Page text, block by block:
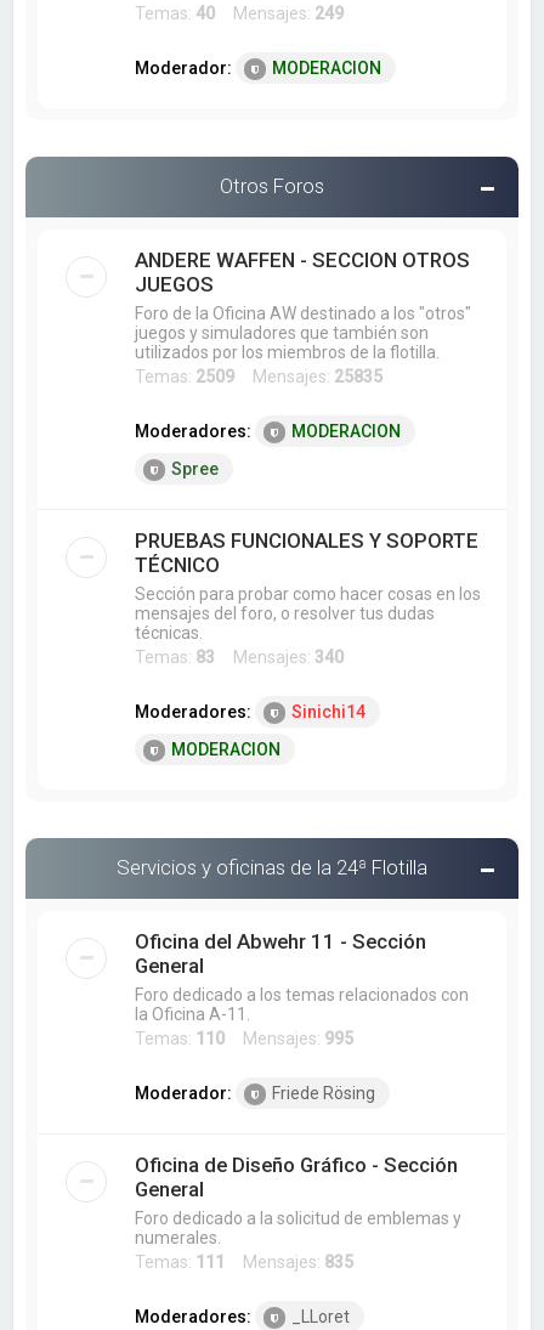
Temas:40 Mensajes: 249
Moderador: MODERACION
Otros Foros
ANDERE WAFFEN - SECCION OTROS
JUEGOS
Foro de la Oficina AW destinado a los "otros"
juegos y simuladores que también son
utilizados por los miembros de la flotilla.
Temas: 2509 Mensajes: 25835
Moderadores:
MODERACION
Spree
PRUEBAS FUNCIONALES Y SOPORTE
TÉCNICO
Sección para probar como hacer cosas en los
mensajes del foro, o resolver tus dudas
técnicas.
Temas: 83 Mensajes: 340
Moderadores:
Sinichi14
MODERACION
Servicios y oficinas de la 24ª Flotilla
Oficina del Abwehr 11 - Sección
General
Foro dedicado a los temas relacionados con
la Oficina A-11.
Temas: 110 Mensajes: 995
Moderador: Friede Rösing
Oficina de Diseño Gráfico - Sección
General
Foro dedicado a la solicitud de emblemas y
numerales.
Temas: 111 Mensajes: 835
Moderadores:
_LLoret